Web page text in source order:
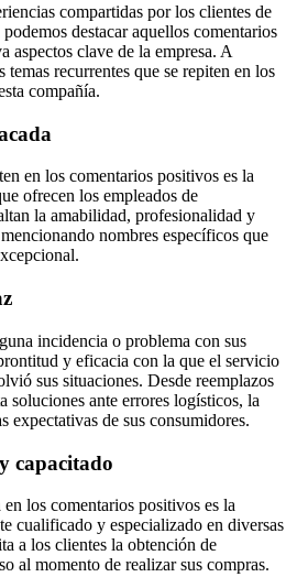
compartidas por los clientes de
destacar aquellos comentarios
aspectos clave de la empresa. A
recurrentes que se repiten en los
compañía.
en los comentarios positivos es la
ofrecen los empleados de
la amabilidad, profesionalidad y
nombres específicos que
incidencia o problema con sus
y eficacia con la que el servicio
sus situaciones. Desde reemplazos
soluciones ante errores logísticos, la
expectativas de sus consumidores.
capacitado
los comentarios positivos es la
cualificado y especializado en diversas
a los clientes la obtención de
al momento de realizar sus compras.